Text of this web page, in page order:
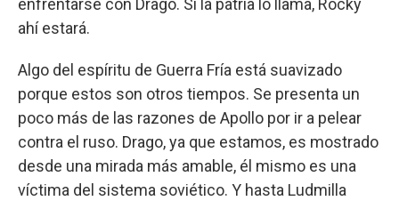
enfrentarse con Drago. Si la patria lo llama, Rocky
ahí estará.
Algo del espíritu de Guerra Fría está suavizado
porque estos son otros tiempos. Se presenta un
poco más de las razones de Apollo por ir a pelear
contra el ruso. Drago, ya que estamos, es mostrado
desde una mirada más amable, él mismo es una
víctima del sistema soviético. Y hasta Ludmilla